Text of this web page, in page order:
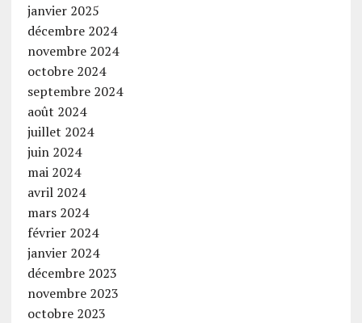
janvier 2025
décembre 2024
novembre 2024
octobre 2024
septembre 2024
août 2024
juillet 2024
juin 2024
mai 2024
avril 2024
mars 2024
février 2024
janvier 2024
décembre 2023
novembre 2023
octobre 2023